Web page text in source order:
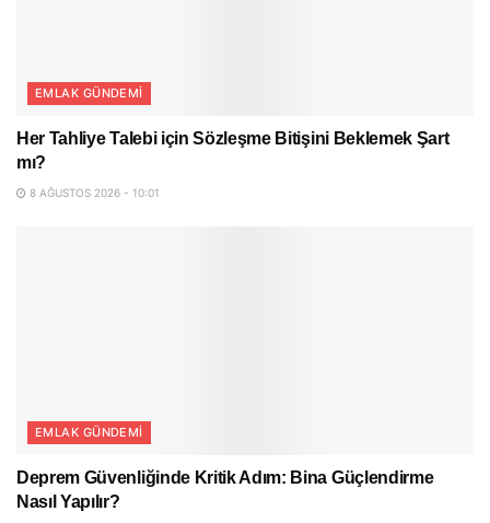
EMLAK GÜNDEMI
Her Tahliye Talebi için Sözleşme Bitişini Beklemek Şart
mı?
8 AĞUSTOS 2026 - 10:01
EMLAK GÜNDEMI
Deprem Güvenliğinde Kritik Adım: Bina Güçlendirme
Nasıl Yapılır?